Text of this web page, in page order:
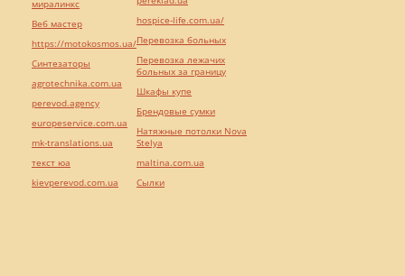
миралинкс
Веб мастер
https://motokosmos.ua/
Синтезаторы
agrotechnika.com.ua
perevod.agency
europeservice.com.ua
mk-translations.ua
текст юа
kievperevod.com.ua
hospice-life.com.ua/
Перевозка больных
Перевозка лежачих
больных за границу
Шкафы купе
Брендовые сумки
Натяжные потолки Nova
Stelya
maltina.com.ua
Cылки